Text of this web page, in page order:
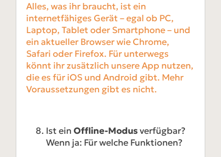
Alles, was ihr braucht, ist ein
internetfähiges Gerät – egal ob PC,
Laptop, Tablet oder Smartphone – und
ein aktueller Browser wie Chrome,
Safari oder Firefox. Für unterwegs
könnt ihr zusätzlich unsere App nutzen,
die es für iOS und Android gibt. Mehr
Voraussetzungen gibt es nicht.
Ist ein Offline-Modusverfügbar?
Wenn ja: Für welche Funktionen?